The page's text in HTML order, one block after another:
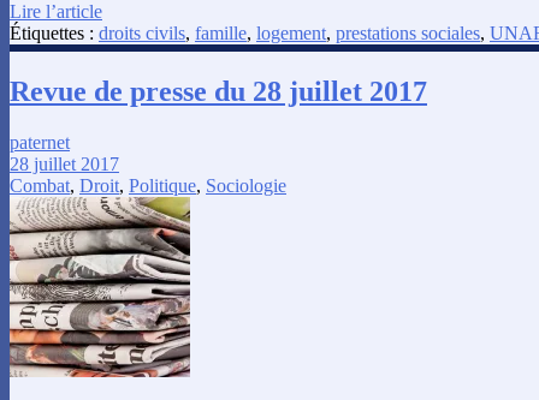
Lire l’article
Étiquettes : droits civils, famille, logement, prestations sociales,
Revue de presse du 28 juillet 2017
paternet
28 juillet 2017
Combat, Droit, Politique, Sociologie